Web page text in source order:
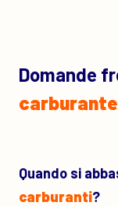
Domande
carburante
Quando si
carburanti?